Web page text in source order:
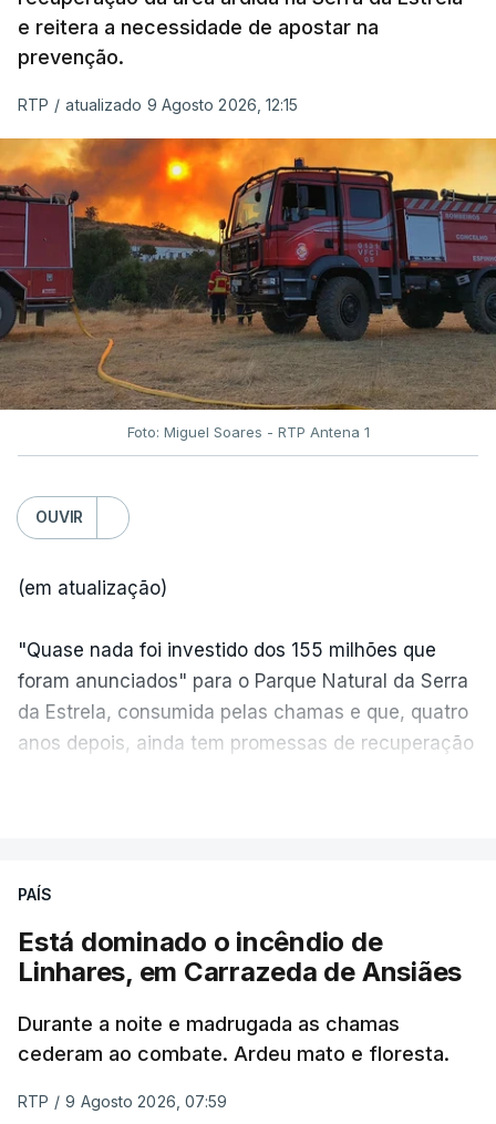
e reitera a necessidade de apostar na
prevenção.
RTP / atualizado 9 Agosto 2026, 12:15
Foto: Miguel Soares - RTP Antena 1
OUVIR
(em atualização)
"Quase nada foi investido dos 155 milhões que
foram anunciados" para o Parque Natural da Serra
da Estrela, consumida pelas chamas e que, quatro
anos depois, ainda tem promessas de recuperação
ESTE CONTEÚDO ESTÁ NESTE
PAÍS
Está dominado o incêndio de
Linhares, em Carrazeda de Ansiães
Durante a noite e madrugada as chamas
cederam ao combate. Ardeu mato e floresta.
RTP / 9 Agosto 2026, 07:59